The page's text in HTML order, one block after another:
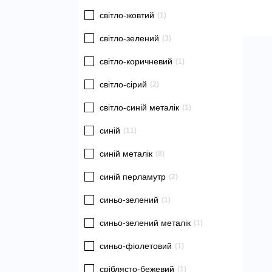
світло-жовтий (1)
світло-зелений (3)
світло-коричневий (1)
світло-сірий (2)
світло-синій металік (1)
синій (11)
синій металік (8)
синій перламутр (2)
синьо-зелений (1)
синьо-зелений металік (1)
синьо-фіолетовий (1)
сріблясто-бежевий (1)